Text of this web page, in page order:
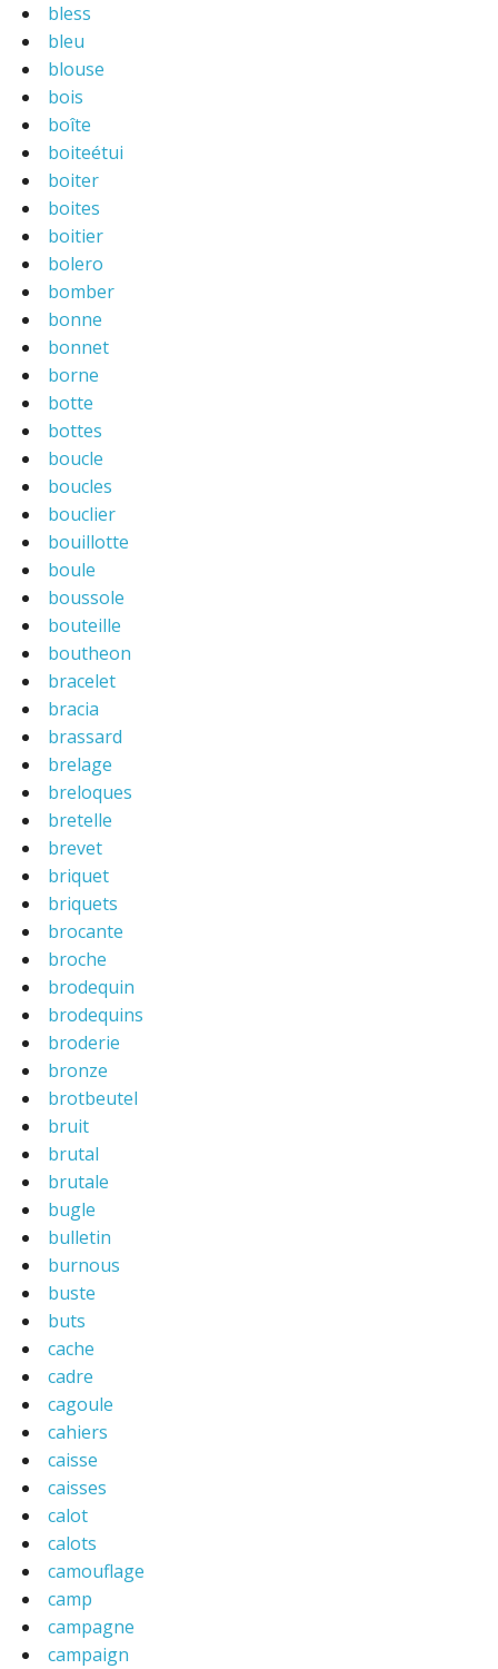
bless
bleu
blouse
bois
boîte
boiteétui
boiter
boites
boitier
bolero
bomber
bonne
bonnet
borne
botte
bottes
boucle
boucles
bouclier
bouillotte
boule
boussole
bouteille
boutheon
bracelet
bracia
brassard
brelage
breloques
bretelle
brevet
briquet
briquets
brocante
broche
brodequin
brodequins
broderie
bronze
brotbeutel
bruit
brutal
brutale
bugle
bulletin
burnous
buste
buts
cache
cadre
cagoule
cahiers
caisse
caisses
calot
calots
camouflage
camp
campagne
campaign